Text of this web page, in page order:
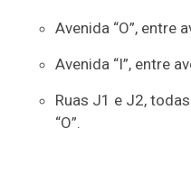
Avenida “O”, entre
Avenida “I”, entre
Ruas J1 e J2,
“O”.